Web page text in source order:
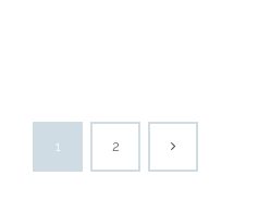
1 2